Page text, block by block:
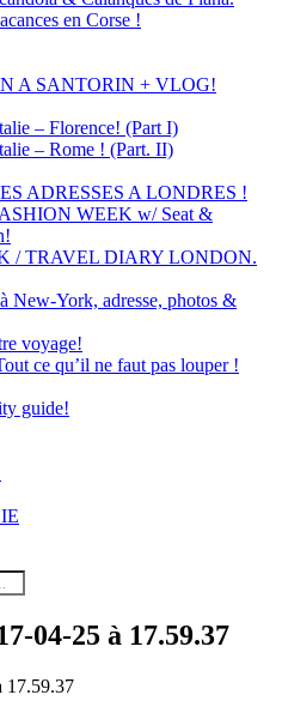
en Corse !
A SANTORIN + VLOG!
– Florence! (Part I)
– Rome ! (Part. II)
ADRESSES A LONDRES !
WEEK w/ Seat &
/ TRAVEL DIARY LONDON.
New-York, adresse, photos &
voyage!
ce qu’il ne faut pas louper !
guide!
04-25 à 17.59.37